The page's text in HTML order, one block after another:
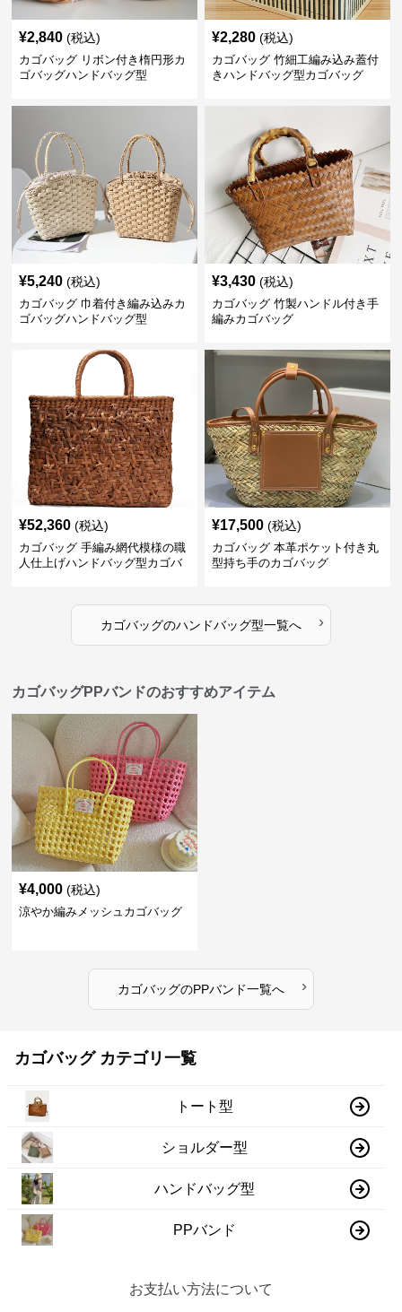
¥2,840 (税込)
カゴバッグ リボン付き楕円形カ
ゴバッグハンドバッグ型
¥2,280 (税込)
カゴバッグ 竹細工編み込み蓋付
きハンドバッグ型カゴバッグ
¥5,240 (税込)
カゴバッグ 巾着付き編み込みカ
ゴバッグハンドバッグ型
¥3,430 (税込)
カゴバッグ 竹製ハンドル付き手
編みカゴバッグ
¥52,360 (税込)
カゴバッグ 手編み網代模様の職
人仕上げハンドバッグ型カゴバ
¥17,500 (税込)
カゴバッグ 本革ポケット付き丸
型持ち手のカゴバッグ
カゴバッグのハンドバッグ型一覧へ ›
カゴバッグPPバンドのおすすめアイテム
¥4,000 (税込)
涼やか編みメッシュカゴバッグ
カゴバッグのPPバンド一覧へ ›
カゴバッグ カテゴリ一覧
トート型
ショルダー型
ハンドバッグ型
PPバンド
お支払い方法について